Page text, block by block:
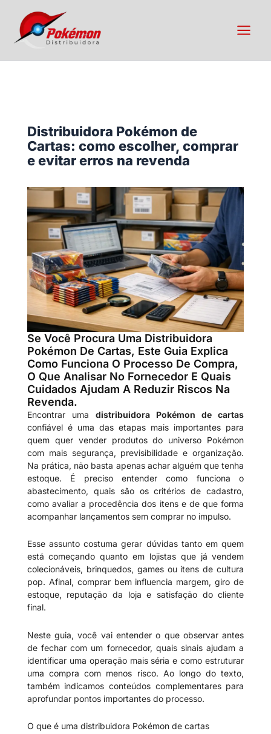
Distribuidora Pokémon de
Cartas: como escolher, comprar
e evitar erros na revenda
Se Você Procura Uma Distribuidora
Pokémon De Cartas, Este Guia Explica
Como Funciona O Processo De Compra,
O Que Analisar No Fornecedor E Quais
Cuidados Ajudam A Reduzir Riscos Na
Revenda.
Encontrar uma distribuidora Pokémon de cartas
confiável é uma das etapas mais importantes para
quem quer vender produtos do universo Pokémon
com mais segurança, previsibilidade e organização.
Na prática, não basta apenas achar alguém que tenha
estoque. É preciso entender como funciona o
abastecimento, quais são os critérios de cadastro,
como avaliar a procedência dos itens e de que forma
acompanhar lançamentos sem comprar no impulso.
Esse assunto costuma gerar dúvidas tanto em quem
está começando quanto em lojistas que já vendem
colecionáveis, brinquedos, games ou itens de cultura
pop. Afinal, comprar bem influencia margem, giro de
estoque, reputação da loja e satisfação do cliente
final.
Neste guia, você vai entender o que observar antes
de fechar com um fornecedor, quais sinais ajudam a
identificar uma operação mais séria e como estruturar
uma compra com menos risco. Ao longo do texto,
também indicamos conteúdos complementares para
aprofundar pontos importantes do processo.
O que é uma distribuidora Pokémon de cartas